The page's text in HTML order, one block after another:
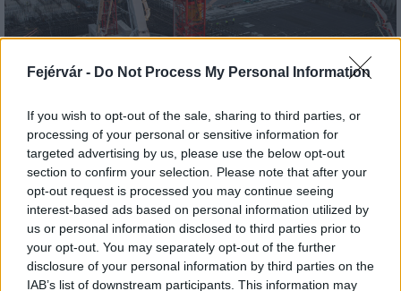
Fejérvár - Do Not Process My Personal Information
If you wish to opt-out of the sale, sharing to third parties, or
processing of your personal or sensitive information for
targeted advertising by us, please use the below opt-out
section to confirm your selection. Please note that after your
opt-out request is processed you may continue seeing
interest-based ads based on personal information utilized by
us or personal information disclosed to third parties prior to
your opt-out. You may separately opt-out of the further
disclosure of your personal information by third parties on the
IAB’s list of downstream participants. This information may
Paks paksi atomerőmű Paks II Paks II. Atomerőmű Zrt.
Paks II.: Mit jelent az 5. blokk új mérföldköve a
felülvizsgálat árnyékában?
Megkezdődött az 5. blokk reaktorépületének alaplemez-
kivitelezése, miközben a felülvizsgálat arra keresi a választ,